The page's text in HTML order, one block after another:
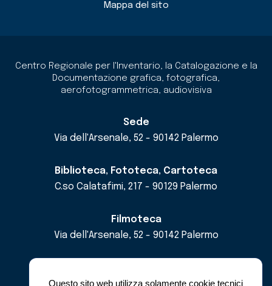
Questo sito web utilizza solamente cookie tecnici
Mappa del sito
Centro Regionale per l'Inventario, la Catalogazione e la
Documentazione grafica, fotografica,
aerofotogrammetrica, audiovisiva
Sede
Via dell'Arsenale, 52 - 90142 Palermo
Biblioteca, Fototeca, Cartoteca
C.so Calatafimi, 217 - 90129 Palermo
Filmoteca
Via dell'Arsenale, 52 - 90142 Palermo
pec cricdsicilia@pec.it